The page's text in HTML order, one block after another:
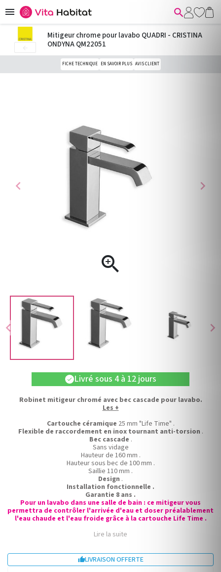
 
chevron_left chevron_right
chevron_left

chevron_right
Mitigeur chrome pour lavabo QUADRI - CRISTINA
ONDYNA QM22051
FICHE TECHNIQUE EN SAVOIR PLUS AVIS CLIENT
check Livré sous 4 à 12 jours
Robinet mitigeur chromé avec bec cascade pour lavabo.
Les +
Cartouche céramique 25 mm "Life Time" .
Flexible de raccordement en inox tournant anti-torsion .
Bec cascade .
Sans vidage
Hauteur de 160 mm .
Hauteur sous bec de 100 mm .
Saillie 110 mm .
Design .
Installation fonctionnelle .
Garantie 8 ans .
Pour un lavabo dans une salle de bain : ce mitigeur vous
permettra de contrôler l'arrivée d'eau et doser préalablement
l'eau chaude et l'eau froide grâce à la cartouche Life Time .
Lire la suite
LIVRAISON OFFERTE